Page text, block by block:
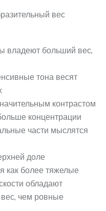
вес
владеют больший вес,
тона весят
контрастом
концентрации
части мыслятся
доле
как более тяжелые
обладают
чем ровные